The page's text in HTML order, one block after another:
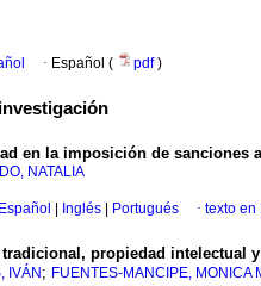
· Español ( pdf)
en la imposición de sanciones
NATALIA
Inglés Portugués · texto en
propiedad intelectual
IVÁN ; FUENTES-MANCIPE, MONICA